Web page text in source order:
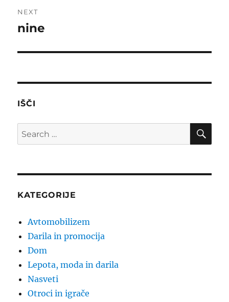
NEXT
Next
nine
IŠČI
Search
for:
KATEGORIJE
Avtomobilizem
Darila in promocija
Dom
Lepota, moda in darila
Nasveti
Otroci in igrače